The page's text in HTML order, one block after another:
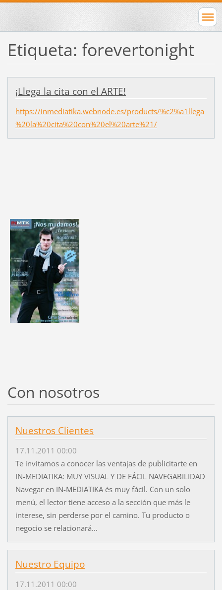
Etiqueta: forevertonight
¡Llega la cita con el ARTE!
https://inmediatika.webnode.es/products/%c2%a1llega
%20la%20cita%20con%20el%20arte%21/
Con nosotros
Nuestros Clientes
17.11.2011 00:00
Te invitamos a conocer las ventajas de publicitarte en
IN-MEDIATIKA: MUY VISUAL Y DE FÁCIL NAVEGABILIDAD
Navegar en IN-MEDIATIKA és muy fácil. Con un solo
menú, el lector tiene acceso a la sección que más le
interese, sin perderse por el camino. Tu producto o
negocio se relacionará...
Nuestro Equipo
17.11.2011 00:00